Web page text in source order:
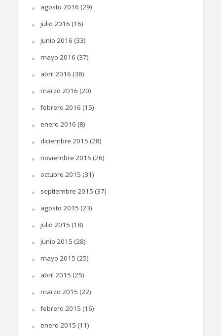
agosto 2016 (29)
julio 2016 (16)
junio 2016 (33)
mayo 2016 (37)
abril 2016 (38)
marzo 2016 (20)
febrero 2016 (15)
enero 2016 (8)
diciembre 2015 (28)
noviembre 2015 (26)
octubre 2015 (31)
septiembre 2015 (37)
agosto 2015 (23)
julio 2015 (18)
junio 2015 (28)
mayo 2015 (25)
abril 2015 (25)
marzo 2015 (22)
febrero 2015 (16)
enero 2015 (11)